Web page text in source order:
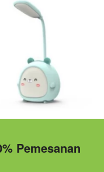
Pemesanan